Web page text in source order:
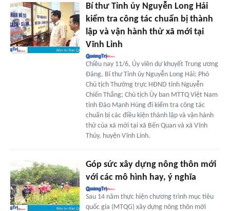
Bí thư Tỉnh ủy Nguyễn Long Hải
kiểm tra công tác chuẩn bị thành
lập và vận hành thử xã mới tại
Vĩnh Linh
Chiều nay 11/6, Ủy viên dự khuyết Trung ương
Đảng, Bí thư Tỉnh ủy Nguyễn Long Hải; Phó
Chủ tịch Thường trực HĐND tỉnh Nguyễn
Chiến Thắng; Chủ tịch Ủy ban MTTQ Việt Nam
tỉnh Đào Mạnh Hùng đi kiểm tra công tác
chuẩn bị các điều kiện thành lập và vận hành
thử của xã mới tại xã Bến Quan và xã Vĩnh
Thủy, huyện Vĩnh Linh.
Góp sức xây dựng nông thôn mới
với các mô hình hay, ý nghĩa
Sau 14 năm thực hiện chương trình mục tiêu
quốc gia (MTQG) xây dựng nông thôn mới